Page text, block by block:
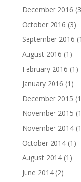
December 2016
October 2016 (3)
September 2016
August 2016 (1)
February 2016 (1)
January 2016 (1)
December 2015
November 2015
November 2014
October 2014(1)
August 2014(1)
June 2014(2)